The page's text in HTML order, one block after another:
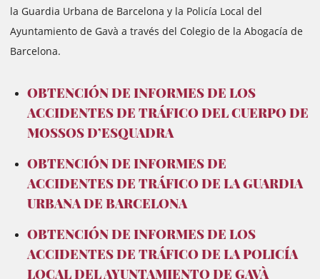
la Guardia Urbana de Barcelona y la Policía Local del
Ayuntamiento de Gavà a través del Colegio de la Abogacía de
Barcelona.
OBTENCIÓN DE INFORMES DE LOS
ACCIDENTES DE TRÁFICO DEL CUERPO DE
MOSSOS D’ESQUADRA
OBTENCIÓN DE INFORMES DE
ACCIDENTES DE TRÁFICO DE LA GUARDIA
URBANA DE BARCELONA
OBTENCIÓN DE INFORMES DE LOS
ACCIDENTES DE TRÁFICO DE LA POLICÍA
LOCAL DEL AYUNTAMIENTO DE GAVÀ